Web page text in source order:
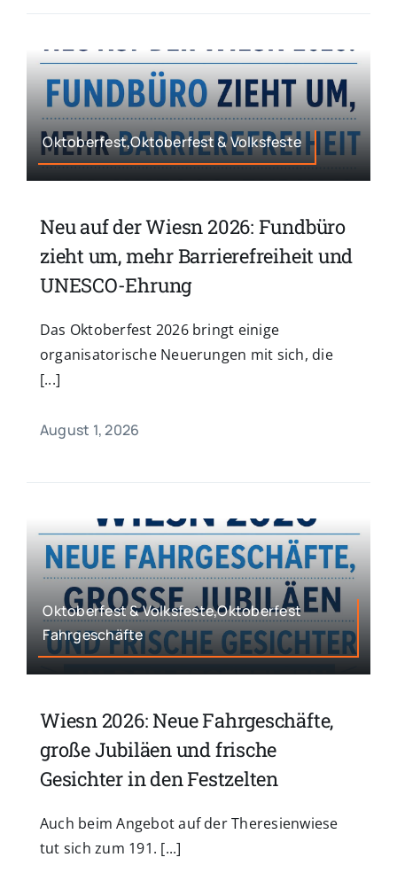
Oktoberfest,Oktoberfest & Volksfeste
Neu auf der Wiesn 2026: Fundbüro
zieht um, mehr Barrierefreiheit und
UNESCO-Ehrung
Das Oktoberfest 2026 bringt einige
organisatorische Neuerungen mit sich, die
[...]
August 1, 2026
Oktoberfest & Volksfeste,Oktoberfest
Fahrgeschäfte
Wiesn 2026: Neue Fahrgeschäfte,
große Jubiläen und frische
Gesichter in den Festzelten
Auch beim Angebot auf der Theresienwiese
tut sich zum 191. [...]